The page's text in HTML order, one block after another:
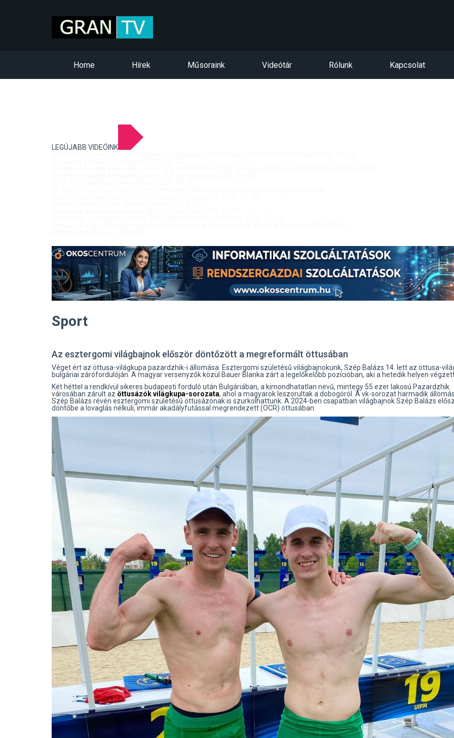
Home Hírek Műsoraink Videótár Rólunk Kapcsolat
LEGÚJABB VIDEÓINK
Sport
Az esztergomi világbajnok először döntőzött a megreformált öttusában
Véget ért az öttusa-világkupa pazardzhik-i állomása. Esztergomi születésű világbajnokunk, Szép Balázs 14. lett az öttusa-
bulgáriai zárófordulóján. A magyar versenyzők közül Bauer Blanka zárt a legelőkelőbb pozícióban, aki a hetedik helyen
Két héttel a rendkívül sikeres budapesti forduló után Bulgáriában, a kimondhatatlan nevű, mintegy 55 ezer lakosú Pazardzhik
városában zárult az öttusázók világkupa-sorozata, ahol a magyarok leszorultak a dobogóról. A vk-sorozat harmadik
Szép Balázs révén esztergomi születésű öttusázónak is szurkolhattunk. A 2024-ben csapatban világbajnok Szép Balázs
döntőbe a lovaglás nélküli, immár akadályfutással megrendezett (OCR) öttusában.